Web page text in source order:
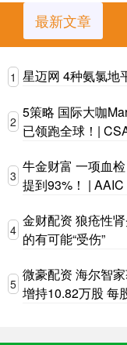
最新文章
1 星迈网 4种氨氯地
2
5策略 国际大咖
已领跑全球！|
3
牛金财富 一项血
提到93%！ |
4
金财配资 狼疮性
的有可能“受伤”
5
微豪配资 海尔智
增持10.82万股 每